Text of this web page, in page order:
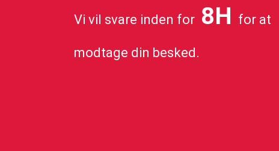
Vi vil svare inden for 8H for at
modtage din besked.